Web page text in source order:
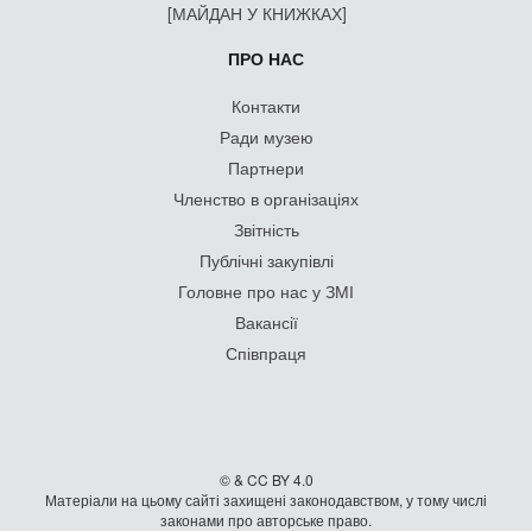
[МАЙДАН У КНИЖКАХ]
ПРО НАС
Контакти
Ради музею
Партнери
Членство в організаціях
Звітність
Публічні закупівлі
Головне про нас у ЗМІ
Вакансії
Співпраця
© & CC BY 4.0
Матеріали на цьому сайті захищені законодавством, у тому числі
законами про авторське право.